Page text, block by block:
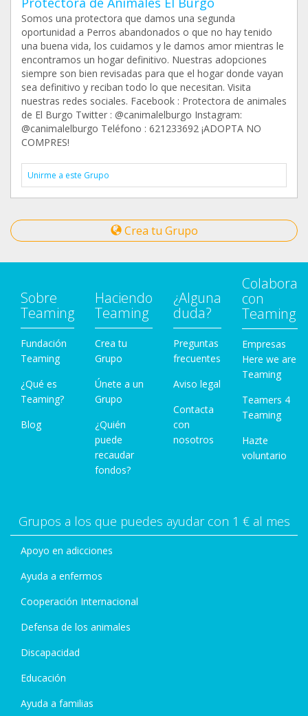
Somos una protectora que damos una segunda
oportunidad a Perros abandonados o que no hay tenido
una buena vida, los cuidamos y le damos amor mientras le
encontramos un hogar definitivo. Nuestras adopciones
siempre son bien revisadas para que el hogar donde vayan
sea definitivo y reciban todo lo que necesitan. Visita
nuestras redes sociales. Facebook : Protectora de animales
de El Burgo Twitter : @canimalelburgo Instagram:
@canimalelburgo Teléfono : 621233692 ¡ADOPTA NO
COMPRES!
Unirme a este Grupo
Crea tu Grupo
Sobre
Teaming
Fundación
Teaming
¿Qué es
Teaming?
Blog
Haciendo
Teaming
Crea tu
Grupo
Únete a un
Grupo
¿Quién
puede
recaudar
fondos?
¿Alguna
duda?
Preguntas
frecuentes
Aviso legal
Contacta
con
nosotros
Colabora
con
Teaming
Empresas
Here we are
Teaming
Teamers 4
Teaming
Hazte
voluntario
Grupos a los que puedes ayudar con 1 € al mes
Apoyo en adicciones
Ayuda a enfermos
Cooperación Internacional
Defensa de los animales
Discapacidad
Educación
Ayuda a familias